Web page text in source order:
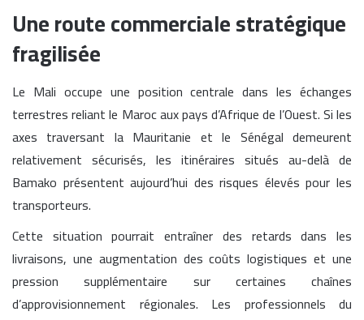
Une route commerciale stratégique
fragilisée
Le Mali occupe une position centrale dans les échanges
terrestres reliant le Maroc aux pays d’Afrique de l’Ouest. Si les
axes traversant la Mauritanie et le Sénégal demeurent
relativement sécurisés, les itinéraires situés au-delà de
Bamako présentent aujourd’hui des risques élevés pour les
transporteurs.
Cette situation pourrait entraîner des retards dans les
livraisons, une augmentation des coûts logistiques et une
pression supplémentaire sur certaines chaînes
d’approvisionnement régionales. Les professionnels du